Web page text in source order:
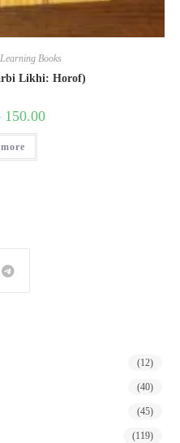
Books
Likhi: Horof)
150.00Current
price
(12)
(40)
(45)
(119)